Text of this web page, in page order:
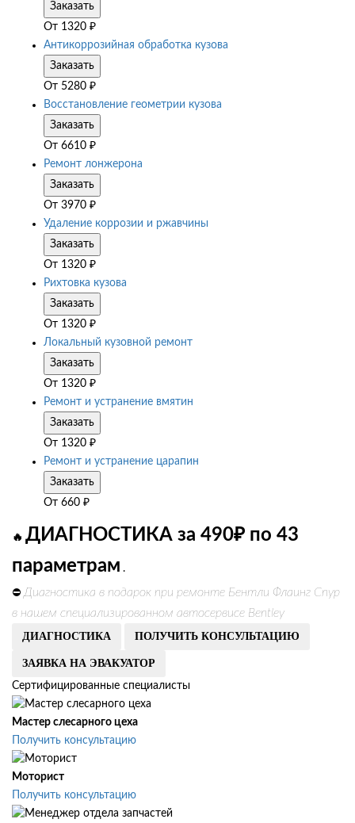
Заказать
От 1320 ₽
Антикоррозийная обработка кузова
Заказать
От 5280 ₽
Восстановление геометрии кузова
Заказать
От 6610 ₽
Ремонт лонжерона
Заказать
От 3970 ₽
Удаление коррозии и ржавчины
Заказать
От 1320 ₽
Рихтовка кузова
Заказать
От 1320 ₽
Локальный кузовной ремонт
Заказать
От 1320 ₽
Ремонт и устранение вмятин
Заказать
От 1320 ₽
Ремонт и устранение царапин
Заказать
От 660 ₽
🔥 ДИАГНОСТИКА за 490₽ по 43
параметрам .
⛔ Диагностика в подарок при ремонте Бентли Флаинг Спур
в нашем специализированном автосервисе Bentley
ДИАГНОСТИКА ПОЛУЧИТЬ КОНСУЛЬТАЦИЮ
ЗАЯВКА НА ЭВАКУАТОР
Сертифицированные специалисты
Мастер слесарного цеха
Получить консультацию
Моторист
Получить консультацию